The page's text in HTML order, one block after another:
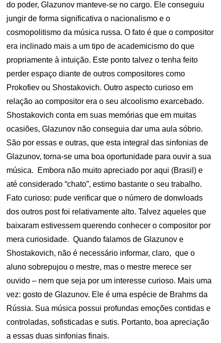
do poder, Glazunov manteve-se no cargo. Ele conseguiu
jungir de forma significativa o nacionalismo e o
cosmopolitismo da música russa. O fato é que o compositor
era inclinado mais a um tipo de academicismo do que
propriamente à intuição. Este ponto talvez o tenha feito
perder espaço diante de outros compositores como
Prokofiev ou Shostakovich. Outro aspecto curioso em
relação ao compositor era o seu alcoolismo exarcebado.
Shostakovich conta em suas memórias que em muitas
ocasiões, Glazunov não conseguia dar uma aula sóbrio.
São por essas e outras, que esta integral das sinfonias de
Glazunov, torna-se uma boa oportunidade para ouvir a sua
música. Embora não muito apreciado por aqui (Brasil) e
até considerado “chato”, estimo bastante o seu trabalho.
Fato curioso: pude verificar que o número de donwloads
dos outros post foi relativamente alto. Talvez aqueles que
baixaram estivessem querendo conhecer o compositor por
mera curiosidade. Quando falamos de Glazunov e
Shostakovich, não é necessário informar, claro, que o
aluno sobrepujou o mestre, mas o mestre merece ser
ouvido – nem que seja por um interesse curioso. Mais uma
vez: gosto de Glazunov. Ele é uma espécie de Brahms da
Rússia. Sua música possui profundas emoções contidas e
controladas, sofisticadas e sutis. Portanto, boa apreciação
a essas duas sinfonias finais.